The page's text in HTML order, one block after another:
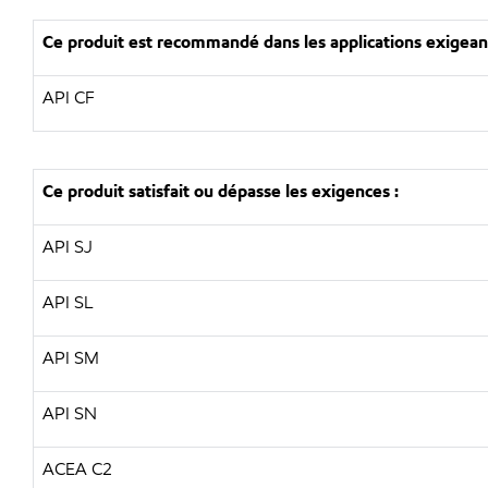
Ce produit est recommandé dans les applications
API CF
Ce produit satisfait ou dépasse les exigences :
API SJ
API SL
API SM
API SN
ACEA C2